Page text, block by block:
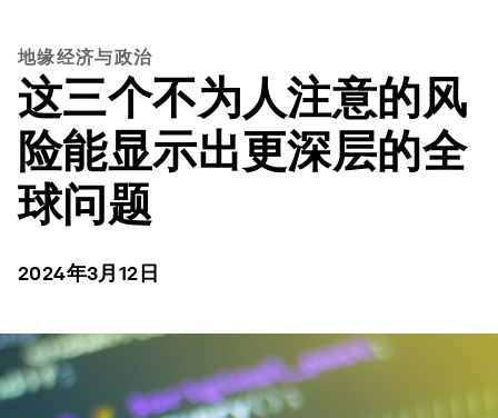
地缘经济与政治
这三个不为人注意的风
险能显示出更深层的全
球问题
2024年3月12日